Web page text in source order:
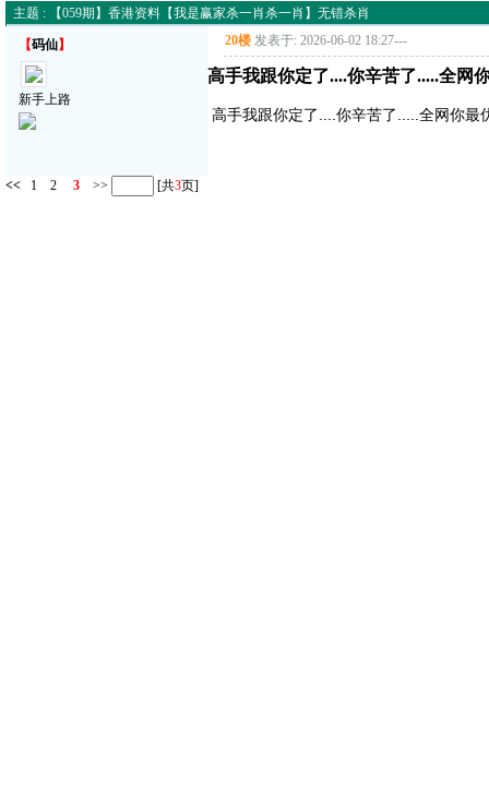
主题 : 【059期】香港资料【我是赢家杀一肖杀一肖】无错杀肖
【码仙】
新手上路
20楼 发表于: 2026-06-02 18:27---
高手我跟你定了....你辛苦了.....全网
高手我跟你定了....你辛苦了.....全网你最
<< 1 2 3 >> [共3页]